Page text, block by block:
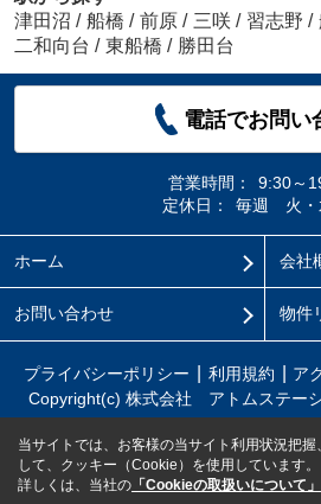
津田沼 / 船橋 / 前原 / 三咲 / 習志野 /
二和向台 / 東船橋 / 勝田台
電話でお問い
営業時間：
9:30～
定休日：
毎週 火・
ホーム 会社
お問い合わせ 物件
プライバシーポリシー 利用規約 ア
Copyright(c) 株式会社 アトムステー
当サイトでは、お客様の当サイト利用状況把
して、クッキー（Cookie）を使用しています。
詳しくは、当社の 「Cookieの取扱いについて」